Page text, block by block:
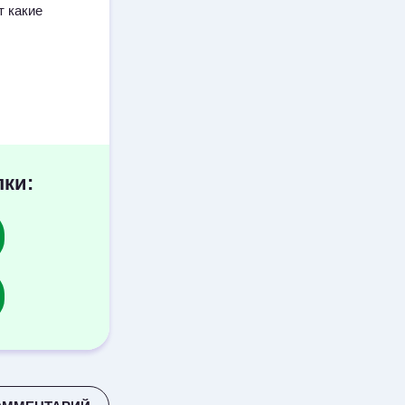
какие